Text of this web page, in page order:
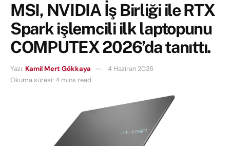
MSI, NVIDIA İş Birliği ile RTX
Spark işlemcili ilk laptopunu
COMPUTEX 2026’da tanıttı.
Yazı: Kamil Mert Gökkaya
4 Haziran 2026
Okuma süresi: 4 mins read